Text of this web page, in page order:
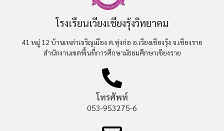
โรงเรียนเวียงเชียงรุ้งวิทยาคม
41 หมู่ 12 บ้านเหล่าเจริญเมือง ต.ทุ่งก่อ อ.เวียงเชียงรุ้ง จ.เชียงราย
สำนักงานเขตพื้นที่การศึกษามัธยมศึกษาเชียงราย
โทรศัพท์
053-953275-6